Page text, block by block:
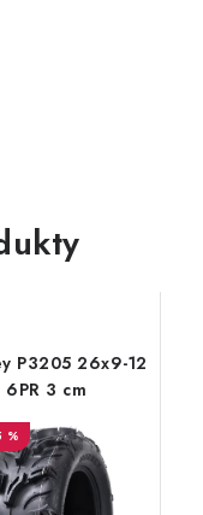
P3205 26x9-12
6PR 3 cm
%